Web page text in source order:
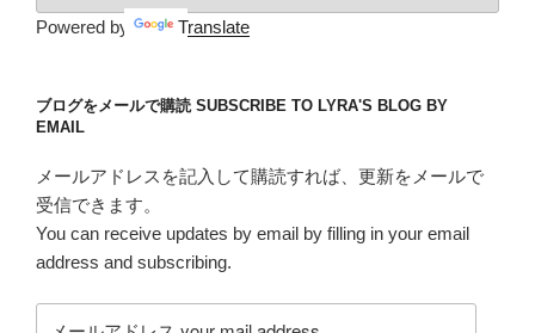
Powered by Translate
ブログをメールで購読 SUBSCRIBE TO LYRA'S BLOG BY
EMAIL
メールアドレスを記入して購読すれば、更新をメールで
受信できます。
You can receive updates by email by filling in your email
address and subscribing.